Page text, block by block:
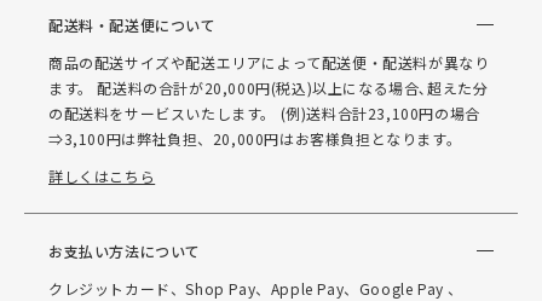
配送料・配送便について
商品の配送サイズや配送エリアによって配送便・配送料が異なり
ます。 配送料の合計が20,000円(税込)以上になる場合､超えた分
の配送料をサービスいたします。 (例)送料合計23,100円の場合
⇒3,100円は弊社負担、20,000円はお客様負担となります。
詳しくはこちら
お支払い方法について
クレジットカード、Shop Pay、Apple Pay、Google Pay 、